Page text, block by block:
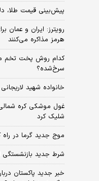
پیش‌بینی قیمت طلا، دلار و
هرمز مذاکره می‌کنند
کدام روش پخت تخم
سرخ‌شده؟
خانواده شهید
غول موشکی کره
شلیک کرد
موج جدید گرما در راه
شرط جدید بازنشستگی
خبر جدید پاکستان